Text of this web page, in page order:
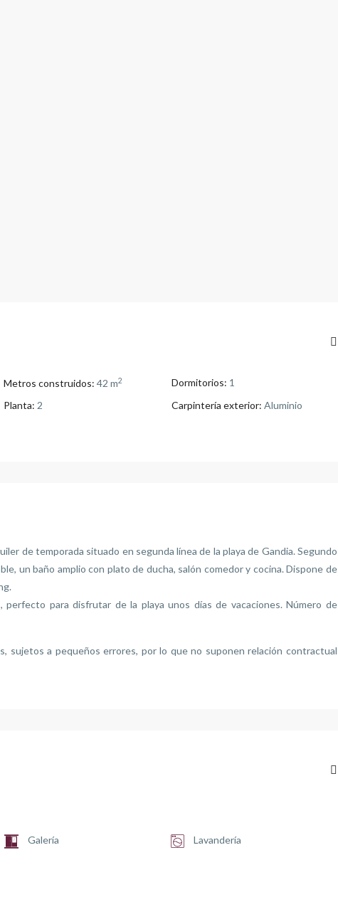
Metros construidos: 42 m2 Dormitorios: 1
Planta: 2 Carpintería exterior: Aluminio
de temporada situado en segunda línea de la playa de Gandia. Segundo
un baño amplio con plato de ducha, salón comedor y cocina. Dispone de
para disfrutar de la playa unos días de vacaciones. Número de
sujetos a pequeños errores, por lo que no suponen relación contractual
Galería
Lavandería